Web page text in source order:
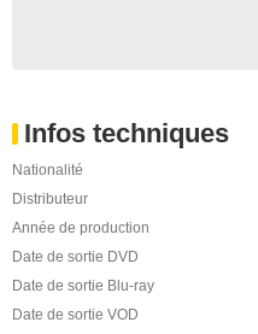
Infos techniques
Nationalité
Distributeur
Année de production
Date de sortie DVD
Date de sortie Blu-ray
Date de sortie VOD